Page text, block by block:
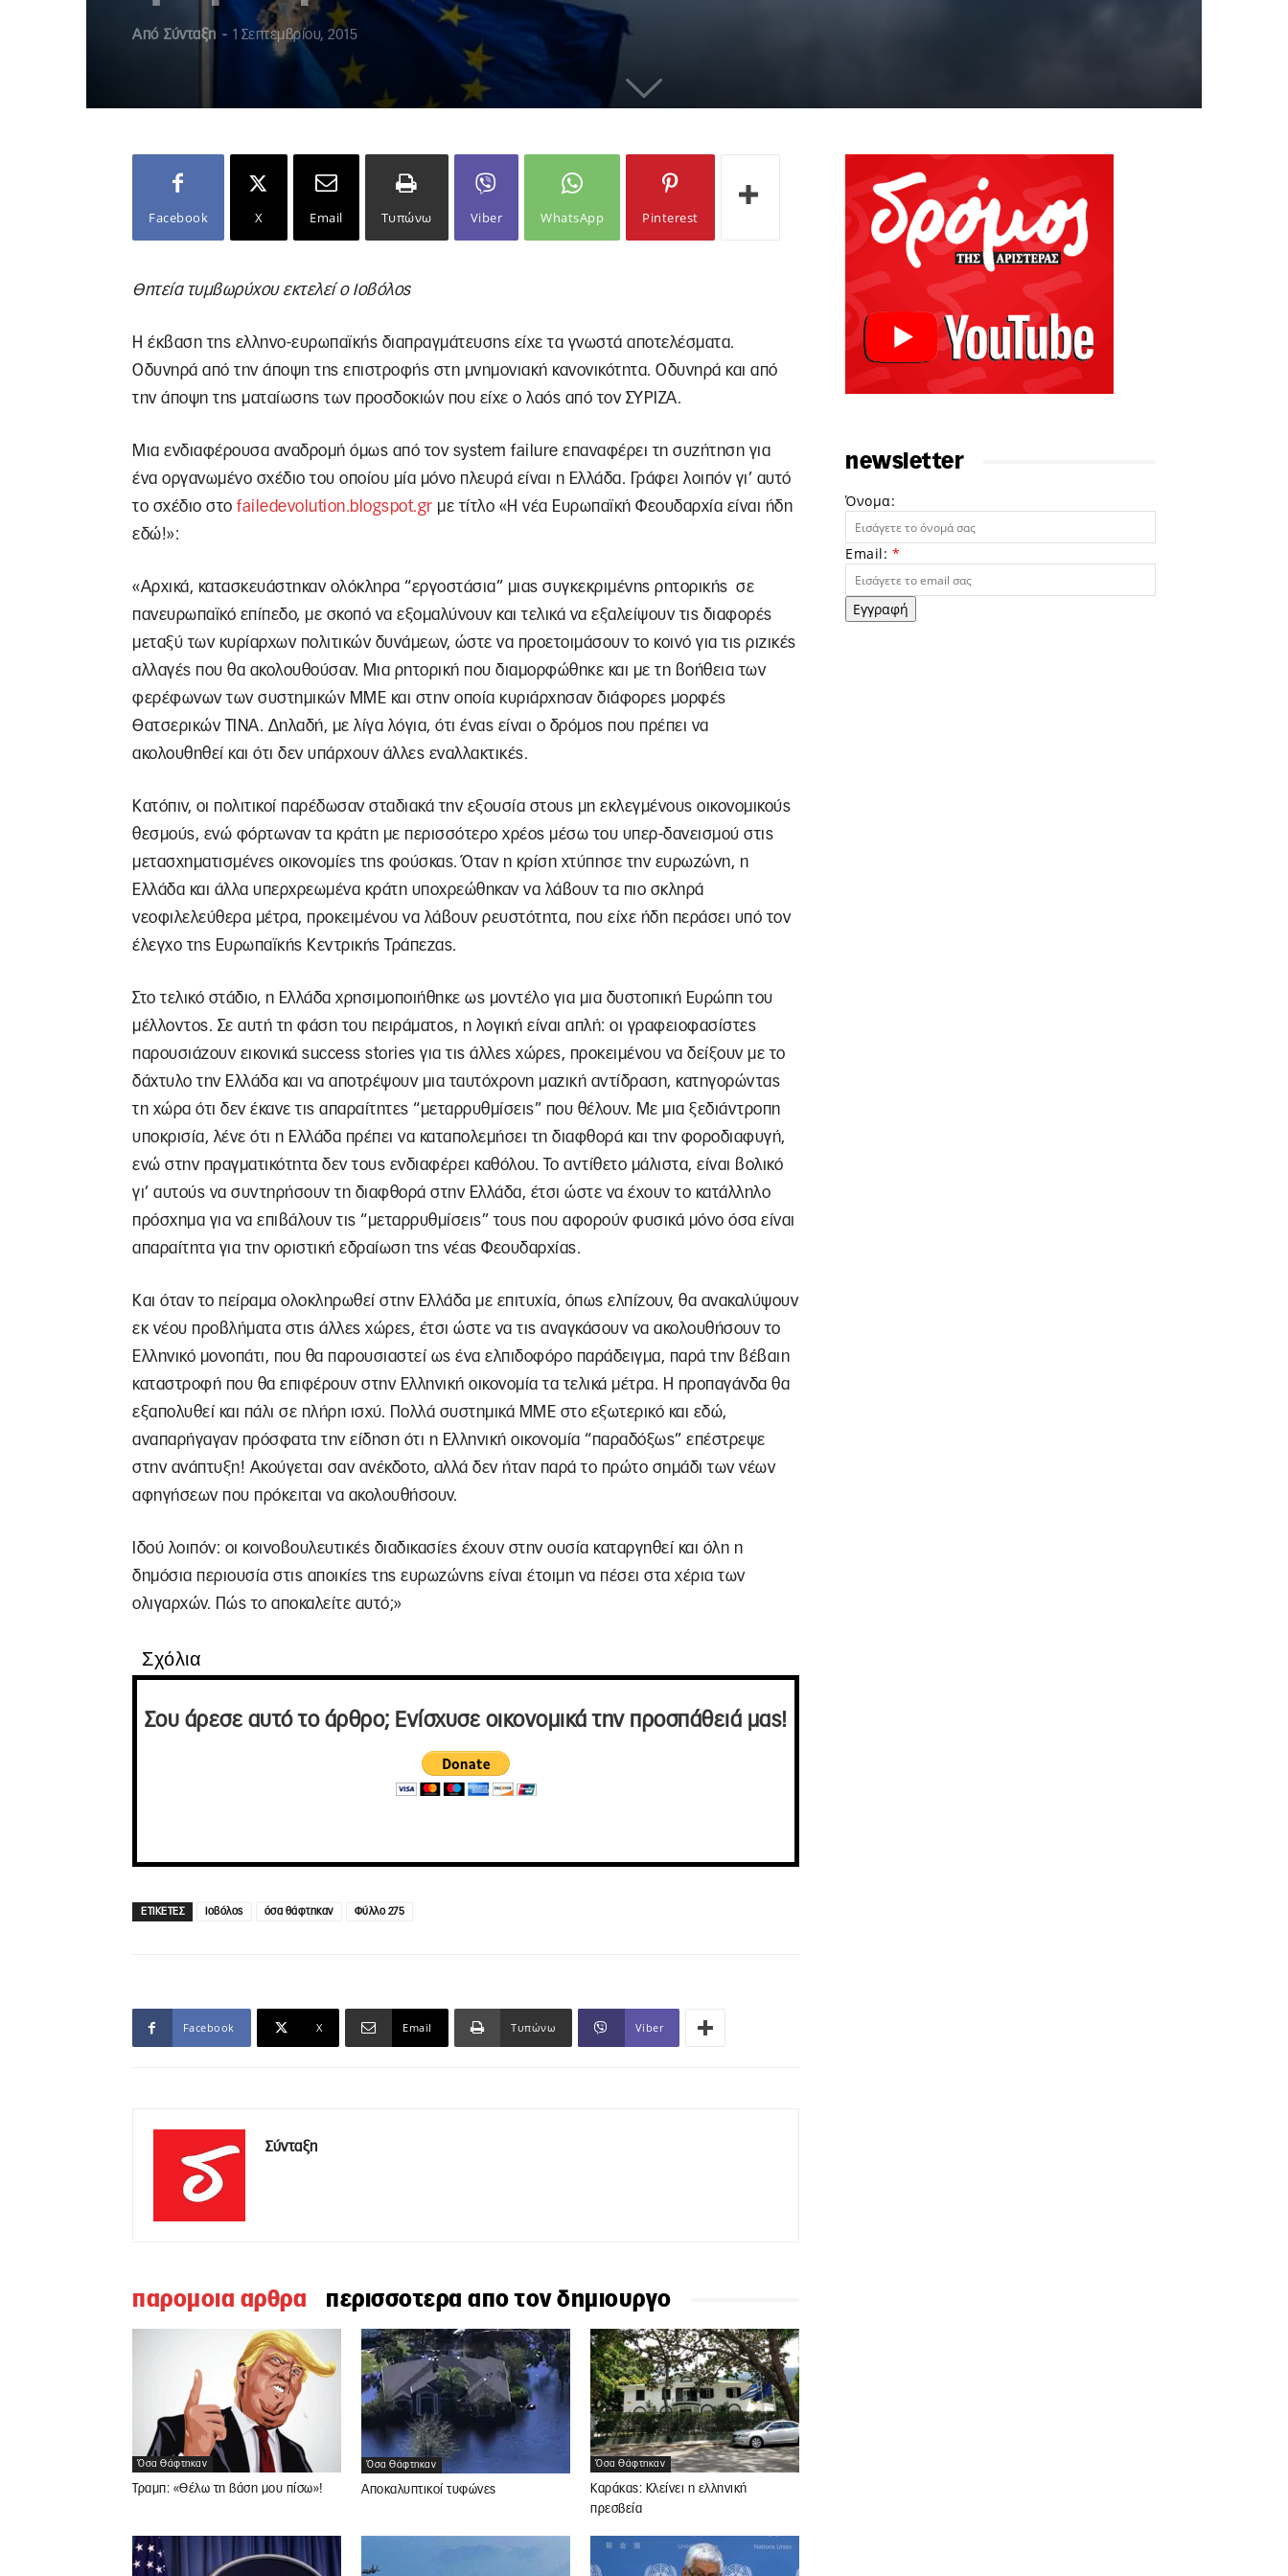
Από Σύνταξη - 1 Σεπτεμβρίου, 2015
Facebook X Email Τυπώνω Viber WhatsApp Pinterest
Θητεία τυμβωρύχου εκτελεί ο Ιοβόλος
Η έκβαση της ελληνο-ευρωπαϊκής διαπραγμάτευσης είχε τα γνωστά αποτελέσματα.
Οδυνηρά από την άποψη της επιστροφής στη μνημονιακή κανονικότητα. Οδυνηρά και από
την άποψη της ματαίωσης των προσδοκιών που είχε ο λαός από τον ΣΥΡΙΖΑ.
Μια ενδιαφέρουσα αναδρομή όμως από τον system failure επαναφέρει τη συζήτηση για
ένα οργανωμένο σχέδιο του οποίου μία μόνο πλευρά είναι η Ελλάδα. Γράφει λοιπόν γι’ αυτό
το σχέδιο στο failedevolution.blogspot.gr με τίτλο «Η νέα Ευρωπαϊκή Φεουδαρχία είναι ήδη
εδώ!»:
«Αρχικά, κατασκευάστηκαν ολόκληρα “εργοστάσια” μιας συγκεκριμένης ρητορικής σε
πανευρωπαϊκό επίπεδο, με σκοπό να εξομαλύνουν και τελικά να εξαλείψουν τις διαφορές
μεταξύ των κυρίαρχων πολιτικών δυνάμεων, ώστε να προετοιμάσουν το κοινό για τις ριζικές
αλλαγές που θα ακολουθούσαν. Μια ρητορική που διαμορφώθηκε και με τη βοήθεια των
φερέφωνων των συστημικών ΜΜΕ και στην οποία κυριάρχησαν διάφορες μορφές
Θατσερικών TINA. Δηλαδή, με λίγα λόγια, ότι ένας είναι ο δρόμος που πρέπει να
ακολουθηθεί και ότι δεν υπάρχουν άλλες εναλλακτικές.
Κατόπιν, οι πολιτικοί παρέδωσαν σταδιακά την εξουσία στους μη εκλεγμένους οικονομικούς
θεσμούς, ενώ φόρτωναν τα κράτη με περισσότερο χρέος μέσω του υπερ-δανεισμού στις
μετασχηματισμένες οικονομίες της φούσκας. Όταν η κρίση χτύπησε την ευρωζώνη, η
Ελλάδα και άλλα υπερχρεωμένα κράτη υποχρεώθηκαν να λάβουν τα πιο σκληρά
νεοφιλελεύθερα μέτρα, προκειμένου να λάβουν ρευστότητα, που είχε ήδη περάσει υπό τον
έλεγχο της Ευρωπαϊκής Κεντρικής Τράπεζας.
Στο τελικό στάδιο, η Ελλάδα χρησιμοποιήθηκε ως μοντέλο για μια δυστοπική Ευρώπη του
μέλλοντος. Σε αυτή τη φάση του πειράματος, η λογική είναι απλή: οι γραφειοφασίστες
παρουσιάζουν εικονικά success stories για τις άλλες χώρες, προκειμένου να δείξουν με το
δάχτυλο την Ελλάδα και να αποτρέψουν μια ταυτόχρονη μαζική αντίδραση, κατηγορώντας
τη χώρα ότι δεν έκανε τις απαραίτητες “μεταρρυθμίσεις” που θέλουν. Με μια ξεδιάντροπη
υποκρισία, λένε ότι η Ελλάδα πρέπει να καταπολεμήσει τη διαφθορά και την φοροδιαφυγή,
ενώ στην πραγματικότητα δεν τους ενδιαφέρει καθόλου. Το αντίθετο μάλιστα, είναι βολικό
γι’ αυτούς να συντηρήσουν τη διαφθορά στην Ελλάδα, έτσι ώστε να έχουν το κατάλληλο
πρόσχημα για να επιβάλουν τις “μεταρρυθμίσεις” τους που αφορούν φυσικά μόνο όσα είναι
απαραίτητα για την οριστική εδραίωση της νέας Φεουδαρχίας.
Και όταν το πείραμα ολοκληρωθεί στην Ελλάδα με επιτυχία, όπως ελπίζουν, θα ανακαλύψουν
εκ νέου προβλήματα στις άλλες χώρες, έτσι ώστε να τις αναγκάσουν να ακολουθήσουν το
Ελληνικό μονοπάτι, που θα παρουσιαστεί ως ένα ελπιδοφόρο παράδειγμα, παρά την βέβαιη
καταστροφή που θα επιφέρουν στην Ελληνική οικονομία τα τελικά μέτρα. Η προπαγάνδα θα
εξαπολυθεί και πάλι σε πλήρη ισχύ. Πολλά συστημικά ΜΜΕ στο εξωτερικό και εδώ,
αναπαρήγαγαν πρόσφατα την είδηση ότι η Ελληνική οικονομία “παραδόξως” επέστρεψε
στην ανάπτυξη! Ακούγεται σαν ανέκδοτο, αλλά δεν ήταν παρά το πρώτο σημάδι των νέων
αφηγήσεων που πρόκειται να ακολουθήσουν.
Ιδού λοιπόν: οι κοινοβουλευτικές διαδικασίες έχουν στην ουσία καταργηθεί και όλη η
δημόσια περιουσία στις αποικίες της ευρωζώνης είναι έτοιμη να πέσει στα χέρια των
ολιγαρχών. Πώς το αποκαλείτε αυτό;»
Σχόλια
Σου άρεσε αυτό το άρθρο; Ενίσχυσε οικονομικά την προσπάθειά μας!
ΕΤΙΚΕΤΕΣ Ιοβόλος όσα θάφτηκαν Φύλλο 275
Facebook X Email Τυπώνω Viber
Σύνταξη
παρομοια αρθρα περισσοτερα απο τον δημιουργο
Όσα Θάφτηκαν
Τραμπ: «Θέλω τη βάση μου πίσω»!
Όσα Θάφτηκαν
Αποκαλυπτικοί τυφώνες
Όσα Θάφτηκαν
Καράκας: Κλείνει η ελληνική
πρεσβεία
newsletter
Όνομα:
Email: *
Εγγραφή